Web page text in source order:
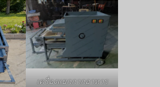
เครื่องแยกกากอาหาร